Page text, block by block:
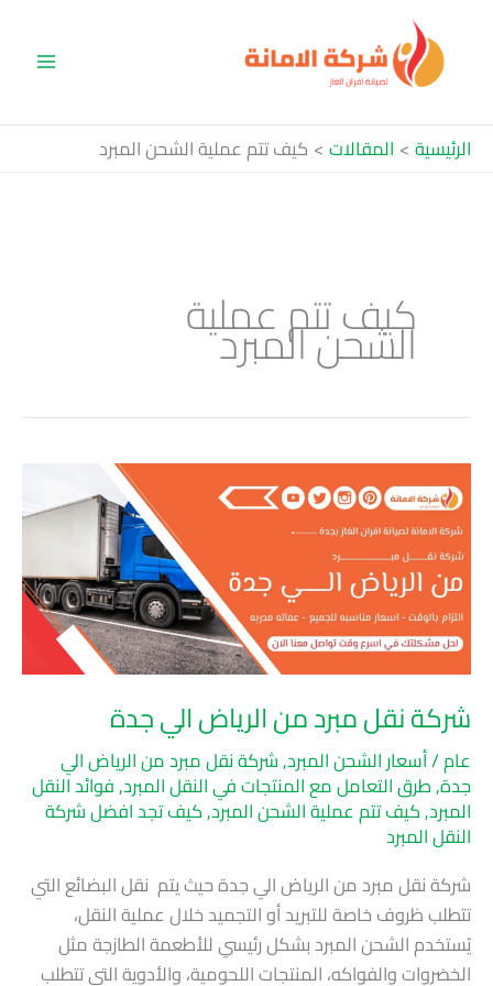
المحتوى
الرئيسية المقالات كيف تتم عملية الشحن المبرد
كيف تتم عملية
الشحن المبرد
شركة نقل مبرد من الرياض الي جدة
عام/أسعار الشحن المبرد,شركة نقل مبرد من الرياض الي
جدة,طرق التعامل مع المنتجات في النقل المبرد,فوائد النقل
المبرد,كيف تتم عملية الشحن المبرد,كيف تجد افضل شركة
النقل المبرد
شركة نقل مبرد من الرياض الي جدة حيث يتم نقل البضائع التي
تتطلب ظروف خاصة للتبريد أو التجميد خلال عملية النقل،
يُستخدم الشحن المبرد بشكل رئيسي للأطعمة الطازجة مثل
الخضروات والفواكه، المنتجات اللحومية، والأدوية التي تتطلب
نقل
مبرد
من
الرياض
الي
جدة